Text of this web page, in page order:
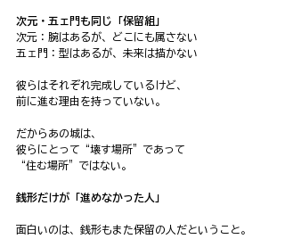
次元・五ェ門も同じ「保留組」
次元：腕はあるが、どこにも属さない
五ェ門：型はあるが、未来は描かない
彼らはそれぞれ完成しているけど、
前に進む理由を持っていない。
だからあの城は、
彼らにとって“壊す場所”であって
“住む場所”ではない。
銭形だけが「進めなかった人」
面白いのは、銭形もまた保留の人だということ。